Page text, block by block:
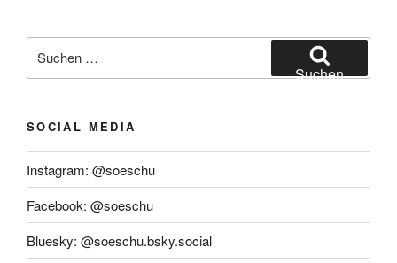
nach:
Suchen
SOCIAL MEDIA
Instagram: @soeschu
Facebook: @soeschu
Bluesky: @soeschu.bsky.social